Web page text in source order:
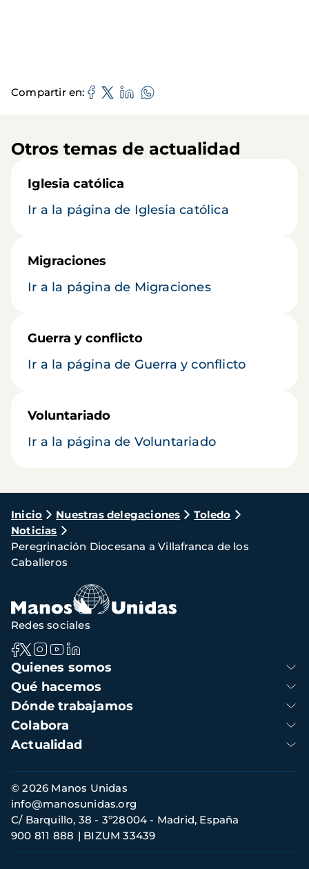
Compartir en
Otros temas de actualidad
Iglesia católica
Ir a la página de Iglesia católica
Migraciones
Ir a la página de Migraciones
Guerra y conflicto
Ir a la página de Guerra y conflicto
Voluntariado
Ir a la página de Voluntariado
Ruta
de
navegación
Inicio Nuestras delegaciones
Toledo
Noticias
Peregrinación Diocesana a Villafranca de los
Caballeros
Navegación
principal
Quienes somos
Qué hacemos
Dónde trabajamos
Colabora
Actualidad
Redes sociales
Información
de
contacto
© 2026 Manos Unidas
C/ Barquillo, 38 - 3º28004 - Madrid, España
900 811 888
BIZUM 33439
info@manosunidas.org